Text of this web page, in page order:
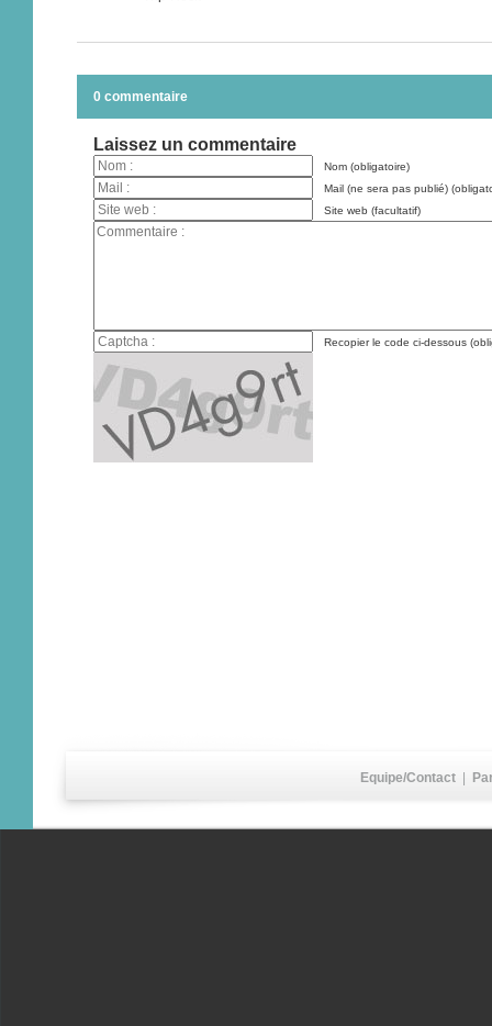
0 commentaire
Laissez un commentaire
Nom (obligatoire)
Mail (ne sera pas publié)
Site web (facultatif)
Recopier le code ci-dessous
Equipe/Contact